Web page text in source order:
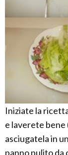
Iniziate la
e laverete
asciugatela in
panno pulito da